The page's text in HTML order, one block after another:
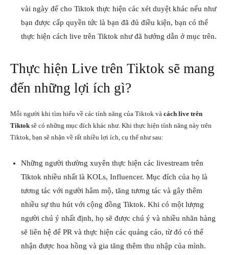
vài ngày để cho Tiktok thực hiện các xét duyệt khác nếu như
bạn được cấp quyền tức là bạn đã đủ điều kiện, bạn có thể
thực hiện cách live trên Tiktok như đã hướng dẫn ở mục trên.
Thực hiện Live trên Tiktok sẽ mang
đến những lợi ích gì?
Mỗi người khi tìm hiểu về các tính năng của Tiktok và cách live trên
Tiktok sẽ có những mục đích khác như. Khi thực hiện tính năng này trên
Tiktok, bạn sẽ nhận về rất nhiều lợi ích, cụ thể như sau:
Những người thường xuyên thực hiện các livestream trên
Tiktok nhiều nhất là KOLs, Influencer. Mục đích của họ là
tương tác với người hâm mộ, tăng tương tác và gây thêm
nhiều sự thu hút với cộng đồng Tiktok. Khi có một lượng
người chú ý nhất định, họ sẽ được chú ý và nhiều nhãn hàng
sẽ liên hệ để PR và thực hiện các quảng cáo, từ đó có thể
nhận được hoa hồng và gia tăng thêm thu nhập của mình.